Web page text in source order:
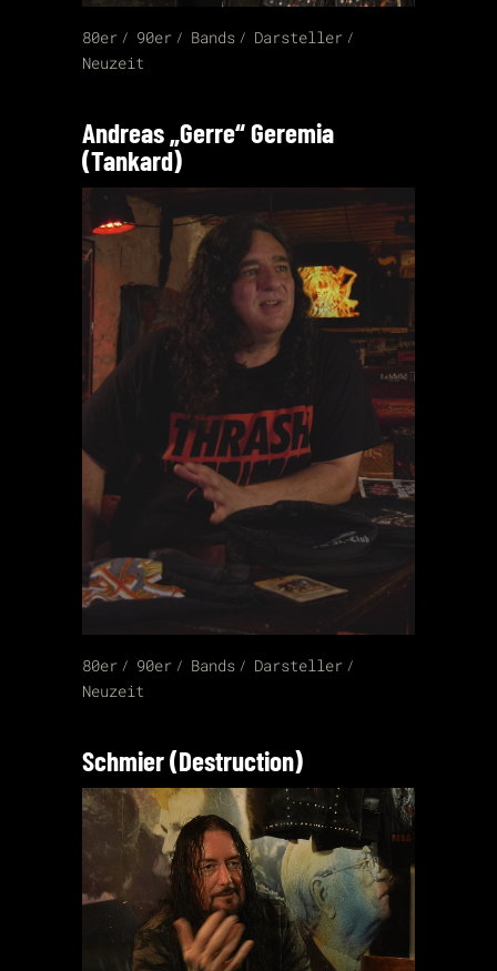
80er 90er Bands
Darsteller
Neuzeit
Andreas „Gerre“ Geremia
(Tankard)
80er 90er Bands
Darsteller
Neuzeit
Schmier (Destruction)